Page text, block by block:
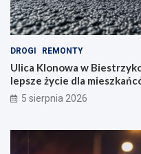
DROGI REMONTY
Ulica Klonowa w
lepsze życie dla
5 sierpnia 2026